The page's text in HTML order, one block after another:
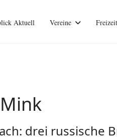
Aktuell Vereine
drei russische